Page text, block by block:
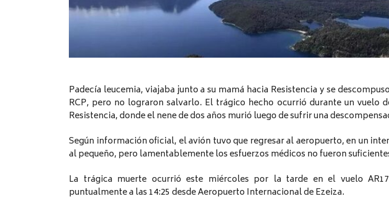
Padecía leucemia, viajaba junto a su mamá hacia Resistencia y se
RCP, pero no lograron salvarlo. El trágico hecho ocurrió durante un vuelo
Resistencia, donde el nene de dos años murió luego de sufrir una
Según información oficial, el avión tuvo que regresar al aeropuerto, en un
al pequeño, pero lamentablemente los esfuerzos médicos no fueron
La trágica muerte ocurrió este miércoles por la tarde en el vuelo
puntualmente a las 14:25 desde Aeropuerto Internacional de Ezeiza.